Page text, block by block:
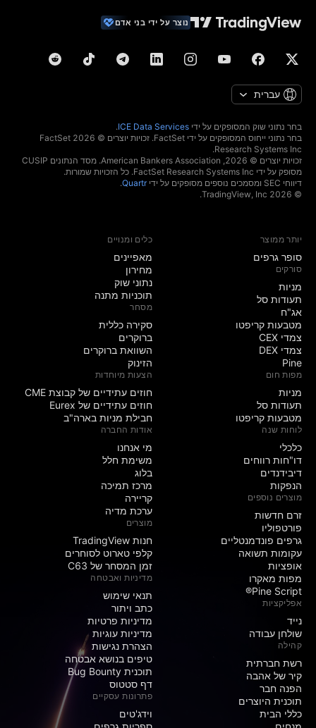
נוצר על ידי בני אדם
עברית
בחר נתוני שוק המסופקים על ידי ICE Data Services
.
בחר נתוני ייחוס המסופקים על ידי FactSet. זכויות יוצרים © 2026 ‏FactSet
Research Systems Inc.‏
זכויות יוצרים © 2026, ‏American Bankers Association. מסד הנתונים CUSIP
מסופק על ידי FactSet Research Systems Inc. כל הזכויות שמורות.
דיווחי SEC ומסמכים נוספים מסופקים על ידי
Quartr
.
© 2026 ‏TradingView, Inc.‏
יותר ממוצר
סופר גרפים
סורקים
מניות‏
תעודות סל
אג"ח
מטבעות קריפטו
צמדי CEX
צמדי DEX
Pine
מפות חום
מניות‏
תעודות סל
מטבעות קריפטו
לוחות שנה
כלכלי
דו"חות רווחים
דיבידנדים
הנפקות
מוצרים נוספים
זרם חדשות
פורטפוליו
גרפים פונדמנטליים
עקומות תשואה
אופציות
מפות מאקרו
Pine Script®
אפליקציות
נייד
שולחן עבודה
קהילה
רשת חברתית
קיר של אהבה
הפנה חבר
תוכנית היוצרים
כללי הבית
כלים ומנויים
מאפיינים
מחירון
נתוני שוק
תוכניות מתנה
מסחר
סקירה כללית
ברוקרים
השוואת ברוקרים
הזינוק
הצעות מיוחדות
חוזים עתידיים של קבוצת CME
חוזים עתידיים של Eurex
חבילת מניות בארה"ב
אודות החברה
מי אנחנו
משימת חלל
בלוג
מרכז תמיכה
קריירה
ערכת מדיה
מוצרים
חנות TradingView
קלפי טארוט לסוחרים
זמן המסחר של C63
מדיניות ואבטחה
תנאי שימוש
כתב ויתור
מדיניות פרטיות
מדיניות עוגיות
הצהרת נגישות
טיפים בנושא אבטחה
תוכנית Bug Bounty
דף סטטוס
פתרונות עסקיים
וידג'טים